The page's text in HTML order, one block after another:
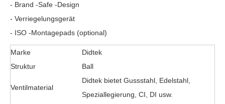
- Brand -Safe -Design
- Verriegelungsgerät
- ISO -Montagepads (optional)
Marke
Didtek
Struktur
Ball
Ventilmaterial
Didtek bietet Gussstahl, Edelstahl,
Speziallegierung, CI, DI usw.